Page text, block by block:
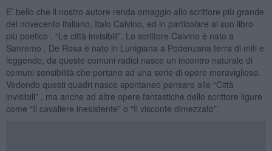
E’ bello che il nostro autore renda omaggio allo scrittore più grande
del novecento italiano, Italo Calvino, ed in particolare al suo libro
più poetico , “Le città invisibili”. Lo scrittore Calvino è nato a
Sanremo , De Rosa è nato in Lunigiana a Podenzana terra di miti e
leggende, da queste comuni radici nasce un incontro naturale di
comuni sensibilità che portano ad una serie di opere meravigliose.
Vedendo questi quadri nasce spontaneo pensare alle “Città
invisibili” , ma anche ad altre opere fantastiche dello scrittore ligure
come “Il cavaliere inesistente” o “Il visconte dimezzato”.